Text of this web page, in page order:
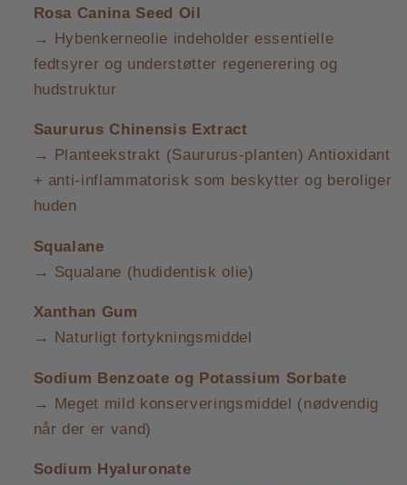
Rosa Canina Seed Oil
→ Hybenkerneolie indeholder essentielle
fedtsyrer og understøtter regenerering og
hudstruktur
Saururus Chinensis Extract
→ Planteekstrakt (Saururus-planten) Antioxidant
+ anti-inflammatorisk som beskytter og beroliger
huden
Squalane
→ Squalane (hudidentisk olie)
Xanthan Gum
→ Naturligt fortykningsmiddel
Sodium Benzoate og Potassium Sorbate
→ Meget mild konserveringsmiddel (nødvendig
når der er vand)
Sodium Hyaluronate